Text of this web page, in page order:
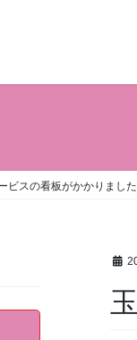
ビスの看板がかかりました